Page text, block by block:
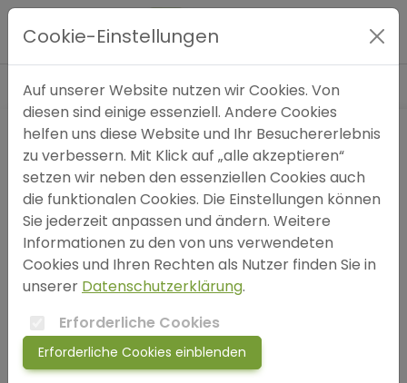
Hauptmenü
Expertensuche
Blog
FAQ
SOS
login
Blog»Beziehung / Paar»Gestalte Dein erfülltes
Jahr 2026 - IKIGAI & Visionboard Onlineworkshop
Cookie-Einstellungen
Auf unserer Website nutzen wir Cookies. Von
diesen sind einige essenziell. Andere Cookies
helfen uns diese Website und Ihr Besuchererlebnis
zu verbessern. Mit Klick auf „alle akzeptieren“
setzen wir neben den essenziellen Cookies auch
die funktionalen Cookies. Die Einstellungen können
Sie jederzeit anpassen und ändern. Weitere
Informationen zu den von uns verwendeten
Cookies und Ihren Rechten als Nutzer finden Sie in
unserer Datenschutzerklärung.
Erforderliche Cookies
Erforderliche Cookies einblenden